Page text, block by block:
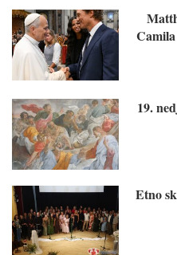
19.
Etno